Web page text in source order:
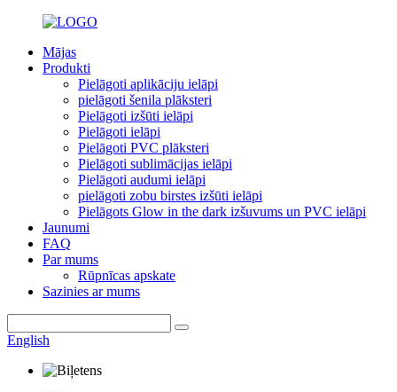
Mājas
Produkti
Pielāgoti aplikāciju ielāpi
pielāgoti šenila plāksteri
Pielāgoti izšūti ielāpi
Pielāgoti ielāpi
Pielāgoti PVC plāksteri
Pielāgoti sublimācijas ielāpi
Pielāgoti audumi ielāpi
pielāgoti zobu birstes izšūti ielāpi
Pielāgots Glow in the dark izšuvums un PVC ielāpi
Jaunumi
FAQ
Par mums
Rūpnīcas apskate
Sazinies ar mums
English